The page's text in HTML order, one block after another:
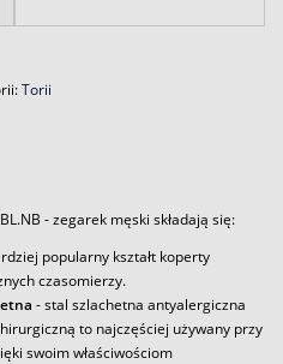
Torii
- zegarek męski składają się:
popularny kształt koperty
czasomierzy.
- stal szlachetna antyalergiczna
to najczęściej używany przy
swoim właściwościom